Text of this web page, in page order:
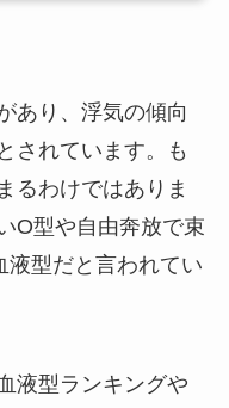
あり、浮気の傾向
されています。も
るわけではありま
O型や自由奔放で束
液型だと言われてい
液型ランキングや